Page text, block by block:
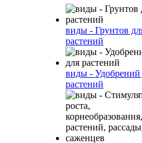
виды - Грунтов
растений
виды - Удобрений
растений